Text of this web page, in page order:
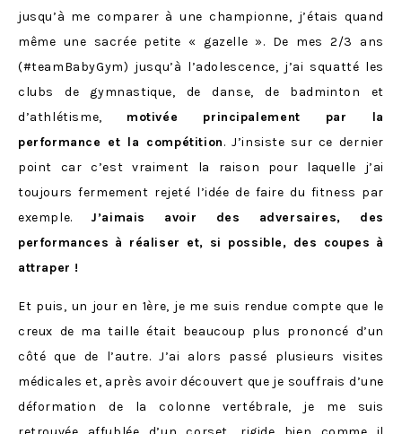
jusqu’à me comparer à une championne, j’étais quand
même une sacrée petite « gazelle ». De mes 2/3 ans
(#teamBabyGym) jusqu’à l’adolescence, j’ai squatté les
clubs de gymnastique, de danse, de badminton et
d’athlétisme, motivée principalement par la
performance et la compétition. J’insiste sur ce dernier
point car c’est vraiment la raison pour laquelle j’ai
toujours fermement rejeté l’idée de faire du fitness par
exemple. J’aimais avoir des adversaires, des
performances à réaliser et, si possible, des coupes à
attraper !
Et puis, un jour en 1ère, je me suis rendue compte que le
creux de ma taille était beaucoup plus prononcé d’un
côté que de l’autre. J’ai alors passé plusieurs visites
médicales et, après avoir découvert que je souffrais d’une
déformation de la colonne vertébrale, je me suis